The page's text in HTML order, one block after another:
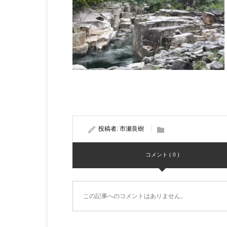
投稿者: 市瀬良樹
コメント ( 0 )
この記事へのコメントはありません。